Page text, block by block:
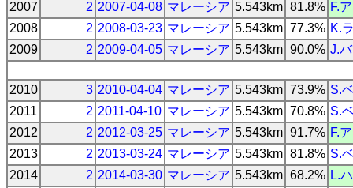
2007
2 2007-04-08 マレーシア 5.543km 81.8% F.
2008
2 2008-03-23 マレーシア 5.543km 77.3% K.
2009
2 2009-04-05 マレーシア 5.543km 90.0% J.
2010 3 2010-04-04 マレーシア 5.543km 73.9% S.
2011
2 2011-04-10 マレーシア 5.543km 70.8% S.
2012
2 2012-03-25 マレーシア 5.543km 91.7% F.
2013
2 2013-03-24 マレーシア 5.543km 81.8% S.
2014
2 2014-03-30 マレーシア 5.543km 68.2% L.